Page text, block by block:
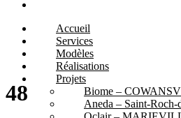
Accueil
Services
Modèles
Réalisations
Projets
Biome –
Aneda – Saint-Roch-
48